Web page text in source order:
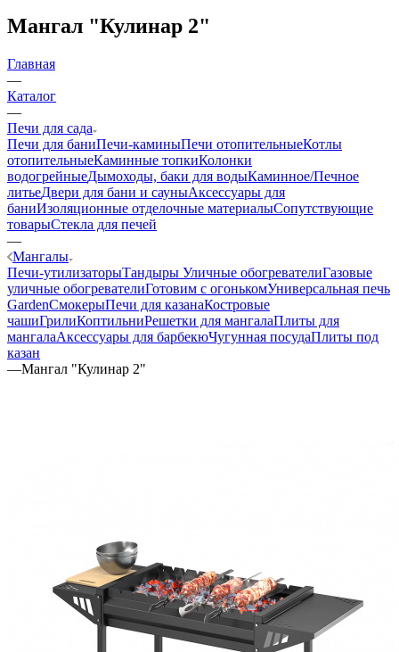
Мангал "Кулинар 2"
Главная
—
Каталог
—
Печи для сада
Печи для баниПечи-каминыПечи отопительныеКотлы
отопительныеКаминные топкиКолонки
водогрейныеДымоходы, баки для водыКаминное/Печное
литьеДвери для бани и сауныАксессуары для
баниИзоляционные отделочные материалыСопутствующие
товарыСтекла для печей
—
Мангалы
Печи-утилизаторыТандыры Уличные обогревателиГазовые
уличные обогревателиГотовим с огонькомУниверсальная печь
GardenСмокерыПечи для казанаКостровые
чашиГрилиКоптильниРешетки для мангалаПлиты для
мангалаАксессуары для барбекюЧугунная посудаПлиты под
казан
—Мангал "Кулинар 2"